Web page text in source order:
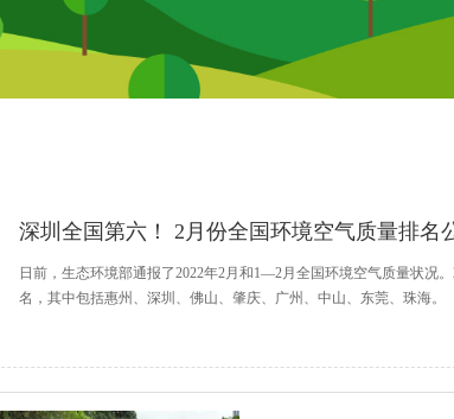
深圳全国第六！ 2月份全国环境空气质量排名
日前，生态环境部通报了2022年2月和1—2月全国环境空气质量状况
名，其中包括惠州、深圳、佛山、肇庆、广州、中山、东莞、珠海。